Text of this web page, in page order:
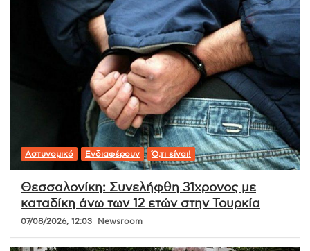
Αστυνομικό Ενδιαφέρουν Ό,τι είναι!
Θεσσαλονίκη: Συνελήφθη 31χρονος με
καταδίκη άνω των 12 ετών στην Τουρκία
07/08/2026, 12:03 Newsroom